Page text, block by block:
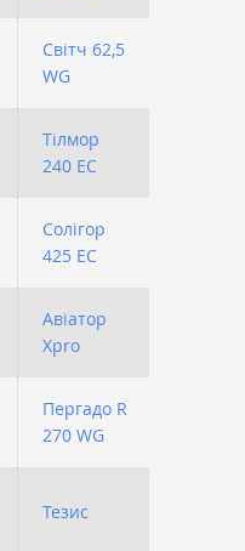
Світч 62,5
WG
Тілмор
240 ЕС
Солігор
425 ЕС
Авіатор
Xpro
Пергадо R
270 WG
Тезис